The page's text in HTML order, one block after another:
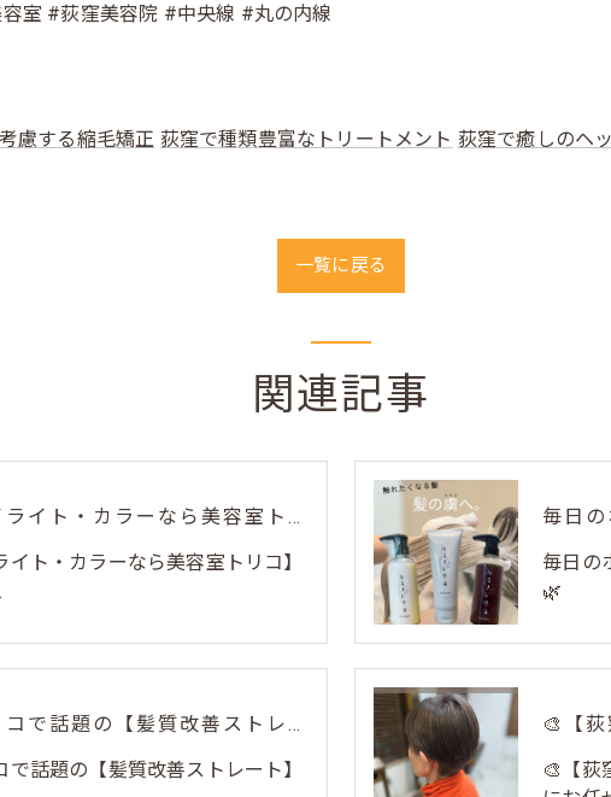
室 #荻窪美容院 #中央線 #丸の内線
慮する縮毛矯正 荻窪で種類豊富なトリートメント 荻窪で癒しのヘ
一覧に戻る
関連記事
🎨【荻窪でハイライト・カラーなら美容室トリコ】にお任せくださ...
イト・カラーなら美容室トリコ】
毎日の
🌿
荻窪美容室トリコで話題の【髪質改善ストレート】✨
で話題の【髪質改善ストレート】
🎨【荻